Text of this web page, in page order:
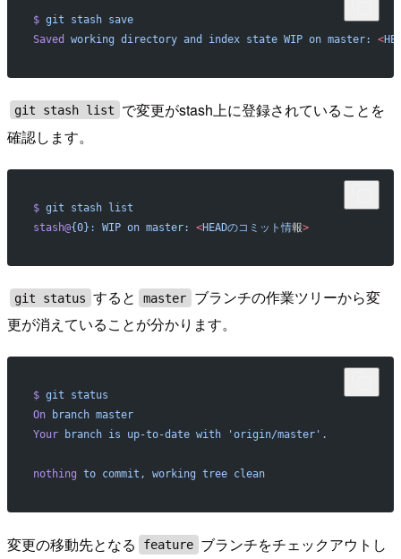
$ git stash save
Saved
working directory and index state WIP on master: <
git stash list
で変更がstash上に登録されていることを
確認します。
$ git stash list
stash@{0} : WIP on master: <HEADのコミット情報>
git status すると master
ブランチの作業ツリーから変
更が消えていることが分かります。
$ git status
On branch master
Your branch is up-to-date with 'origin/master'.
nothing to commit, working tree clean
変更の移動先となる feature ブランチをチェックアウトし